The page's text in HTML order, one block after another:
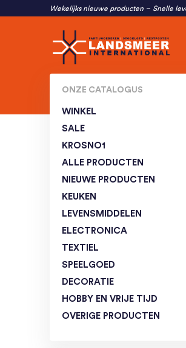
Wekelijks nieuwe producten Snelle
ONZE CATALOGUS
WINKEL
SALE
KROSNO1
ALLE PRODUCTEN
NIEUWE PRODUCTEN
KEUKEN
LEVENSMIDDELEN
ELECTRONICA
TEXTIEL
SPEELGOED
DECORATIE
HOBBY EN VRIJE TIJD
OVERIGE PRODUCTEN